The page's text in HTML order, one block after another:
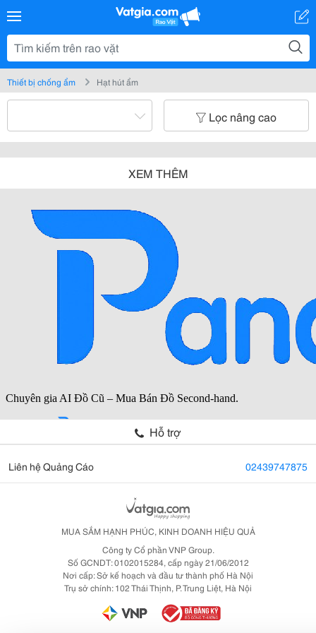
Thiết bị chống ẩm Hạt hút ẩm
Lọc nâng cao
XEM THÊM
Hỗ trợ
Liên hệ Quảng Cáo 02439747875
MUA SẮM HẠNH PHÚC, KINH DOANH HIỆU QUẢ
Công ty Cổ phần VNP Group.
Số GCNDT: 0102015284, cấp ngày 21/06/2012
Nơi cấp: Sở kế hoạch và đầu tư thành phố Hà Nội
Trụ sở chính: 102 Thái Thịnh, P. Trung Liệt, Hà Nội